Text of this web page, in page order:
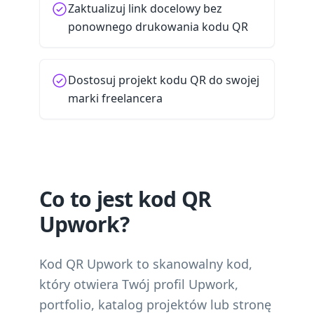
Zaktualizuj link docelowy bez
ponownego drukowania kodu QR
Dostosuj projekt kodu QR do swojej
marki freelancera
Co to jest kod QR
Upwork?
Kod QR Upwork to skanowalny kod,
który otwiera Twój profil Upwork,
portfolio, katalog projektów lub stronę